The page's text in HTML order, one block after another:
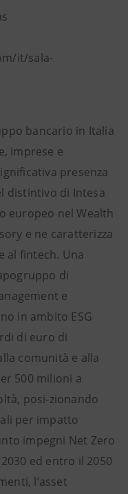
it/sala-
bancario in Italia
imprese e
presenza
distintivo di Intesa
europeo nel Wealth
e ne caratterizza
al fintech. Una
di
e
in ambito ESG
di euro di
comunità e alla
500 milioni a
posi-zionando
per impatto
impegni Net Zero
ed entro il 2050
l’asset